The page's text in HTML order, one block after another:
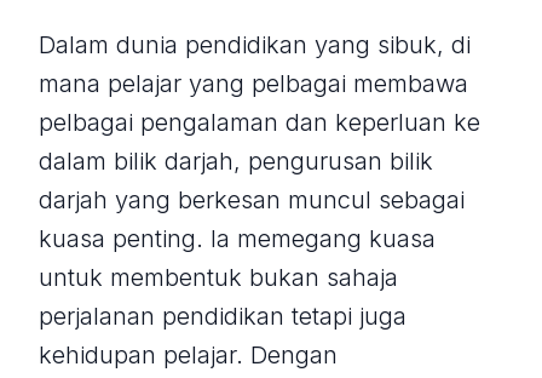
Dalam dunia pendidikan yang sibuk, di
mana pelajar yang pelbagai membawa
pelbagai pengalaman dan keperluan ke
dalam bilik darjah, pengurusan bilik
darjah yang berkesan muncul sebagai
kuasa penting. Ia memegang kuasa
untuk membentuk bukan sahaja
perjalanan pendidikan tetapi juga
kehidupan pelajar. Dengan